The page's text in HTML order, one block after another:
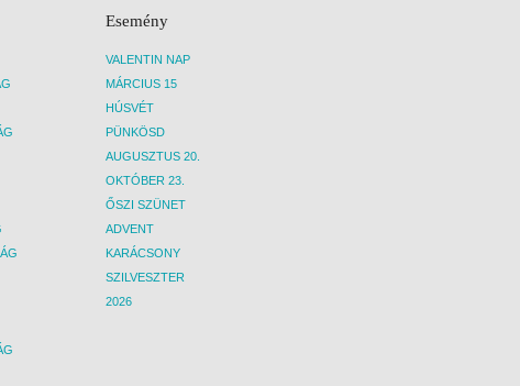
Esemény
VALENTIN NAP
MÁRCIUS 15
HÚSVÉT
PÜNKÖSD
AUGUSZTUS 20.
OKTÓBER 23.
ŐSZI SZÜNET
ADVENT
KARÁCSONY
SZILVESZTER
2026